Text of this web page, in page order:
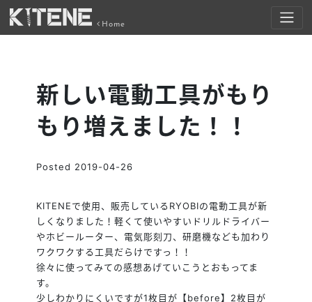
Home
新しい電動工具がもり
もり増えました！！
Posted 2019-04-26
KITENEで使用、販売しているRYOBIの電動工具が新
しくなりました！軽くて使いやすいドリルドライバー
やホビールーター、電気彫刻刀、研磨機なども加わり
ワクワクする工具だらけですっ！！
徐々に使ってみての感想あげていこうとおもってま
す。
少しわかりにくいですが1枚目が【before】2枚目が